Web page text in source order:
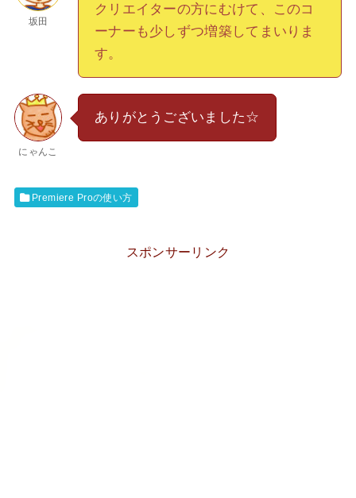
坂田
クリエイターの方にむけて、このコ
ーナーも少しずつ増築してまいりま
す。
にゃんこ
ありがとうございました☆
Premiere Proの使い方
スポンサーリンク